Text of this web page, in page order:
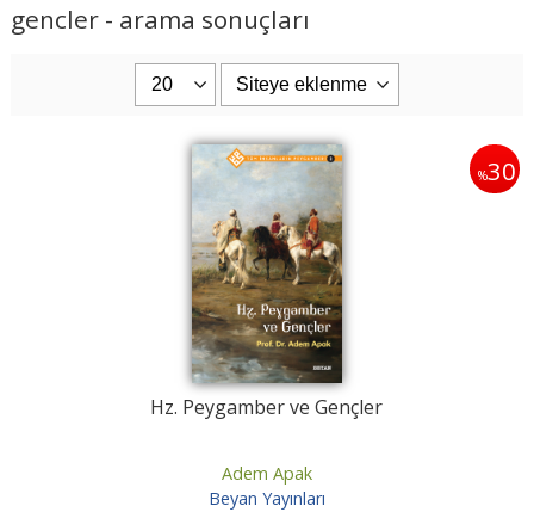
gencler - arama sonuçları
%30
Hz. Peygamber ve Gençler
Adem Apak
Beyan Yayınları